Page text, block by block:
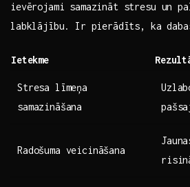
ievērojami samazināt stresu un
labklājību. Ir pierādīts, ka
Ietekme
Stresa līmeņa
samazināšana
Radošuma veicināšana